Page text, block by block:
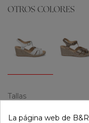
OTROS COLORES
Tallas
La página web de